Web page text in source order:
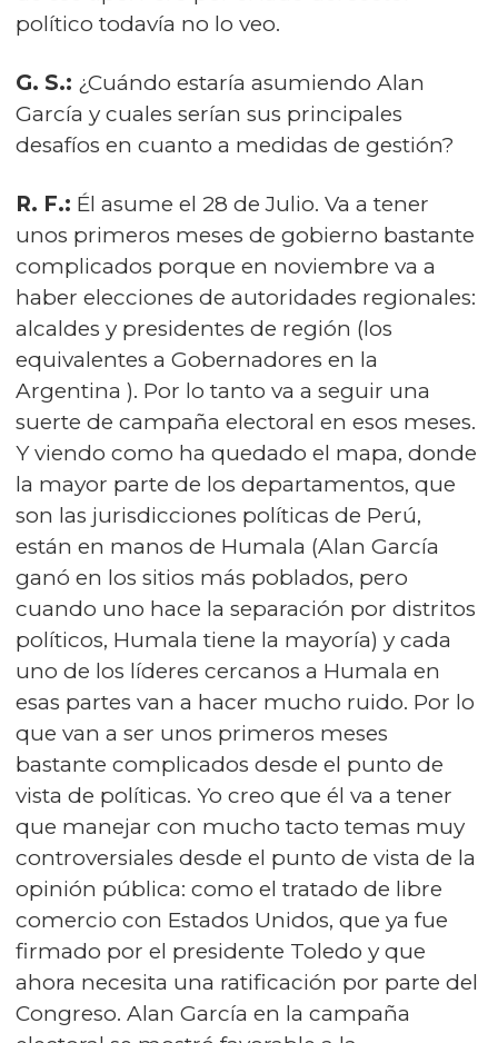
político todavía no lo veo.
G. S.: ¿Cuándo estaría asumiendo Alan
García y cuales serían sus principales
desafíos en cuanto a medidas de gestión?
R. F.: Él asume el 28 de Julio. Va a tener
unos primeros meses de gobierno bastante
complicados porque en noviembre va a
haber elecciones de autoridades regionales:
alcaldes y presidentes de región (los
equivalentes a Gobernadores en la
Argentina ). Por lo tanto va a seguir una
suerte de campaña electoral en esos meses.
Y viendo como ha quedado el mapa, donde
la mayor parte de los departamentos, que
son las jurisdicciones políticas de Perú,
están en manos de Humala (Alan García
ganó en los sitios más poblados, pero
cuando uno hace la separación por distritos
políticos, Humala tiene la mayoría) y cada
uno de los líderes cercanos a Humala en
esas partes van a hacer mucho ruido. Por lo
que van a ser unos primeros meses
bastante complicados desde el punto de
vista de políticas. Yo creo que él va a tener
que manejar con mucho tacto temas muy
controversiales desde el punto de vista de la
opinión pública: como el tratado de libre
comercio con Estados Unidos, que ya fue
firmado por el presidente Toledo y que
ahora necesita una ratificación por parte del
Congreso. Alan García en la campaña